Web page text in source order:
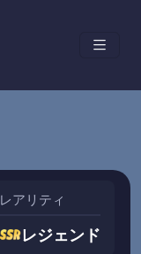
レアリティ
レジェンド